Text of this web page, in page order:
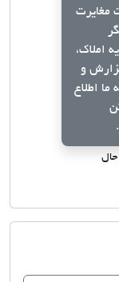
مغایرت
املاک،
و
ما اطلاع